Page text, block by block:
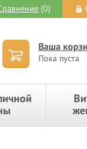
(0)
Ваша
Пока пуста